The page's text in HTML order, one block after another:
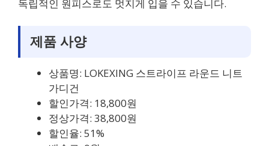
독립적인 원피스로도 멋지게 입을 수 있습니다.
제품 사양
상품명: LOKEXING 스트라이프 라운드 니트
가디건
할인가격: 18,800원
정상가격: 38,800원
할인율: 51%